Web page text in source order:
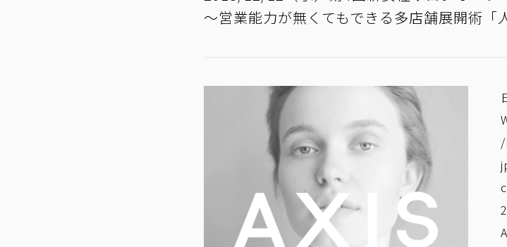
～営業能力が無くてもできる多店舗展開術「